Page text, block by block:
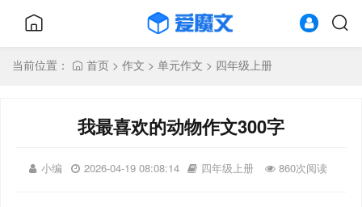
当前位置： 首页 > 作文 > 单元作文 > 四年级上册
我最喜欢的动物作文300字
小编 2026-04-19 08:08:14 四年级上册 860次阅读